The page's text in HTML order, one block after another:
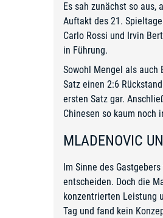
Es sah zunächst so aus,
Auftakt des 21.
Carlo Rossi und Irvin
in Führung.
Sowohl Mengel als
Satz einen 2:6
ersten Satz gar.
Chinesen so kaum noch
MLADENOVIC
Im Sinne des
entscheiden. Doch die
konzentrierten Leistung
Tag und fand kein